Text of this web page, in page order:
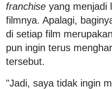
franchise yang menjadi
filmnya. Apalagi,
di setiap film
pun ingin terus
tersebut.
"Jadi, saya tidak ingin